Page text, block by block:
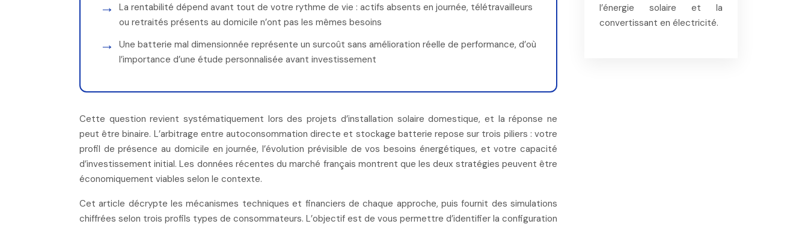
La rentabilité dépend avant tout de votre rythme de vie : actifs absents en journée, télétravailleurs
ou retraités présents au domicile n’ont pas les mêmes besoins
Une batterie mal dimensionnée représente un surcoût sans amélioration réelle de performance, d’où
l’importance d’une étude personnalisée avant investissement
Cette question revient systématiquement lors des projets d’installation solaire domestique, et la réponse ne
peut être binaire. L’arbitrage entre autoconsommation directe et stockage batterie repose sur trois piliers : votre
profil de présence au domicile en journée, l’évolution prévisible de vos besoins énergétiques, et votre capacité
d’investissement initial. Les données récentes du marché français montrent que les deux stratégies peuvent être
économiquement viables selon le contexte.
Cet article décrypte les mécanismes techniques et financiers de chaque approche, puis fournit des simulations
chiffrées selon trois profils types de consommateurs. L’objectif est de vous permettre d’identifier la configuration
l’énergie solaire et la
convertissant en électricité.